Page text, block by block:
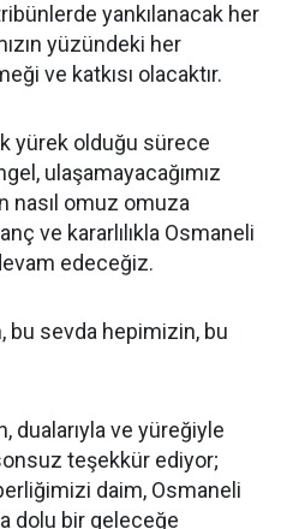
yankılanacak her
yüzündeki her
ve katkısı olacaktır.
yürek olduğu sürece
ulaşamayacağımız
nasıl omuz omuza
ve kararlılıkla Osmaneli
edeceğiz.
bu sevda hepimizin, bu
dualarıyla ve yüreğiyle
teşekkür ediyor;
daim, Osmaneli
dolu bir geleceğe